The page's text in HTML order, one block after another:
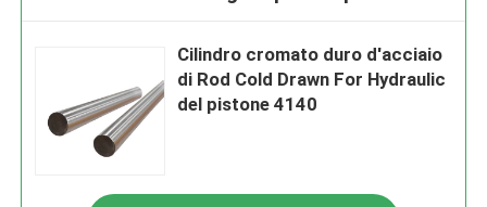
Cilindro cromato duro d'acciaio
di Rod Cold Drawn For Hydraulic
del pistone 4140